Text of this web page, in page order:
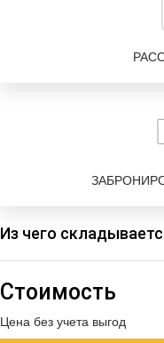
Из чего
Стоимость
Цена без учета выгод